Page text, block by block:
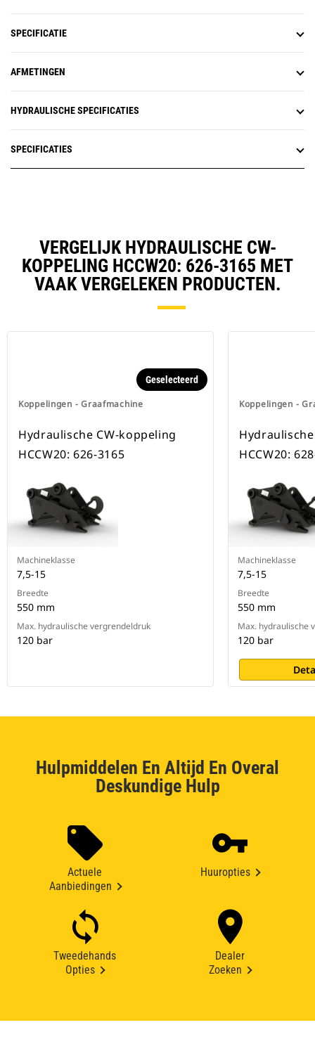
SPECIFICATIE
AFMETINGEN
HYDRAULISCHE SPECIFICATIES
SPECIFICATIES
VERGELIJK HYDRAULISCHE CW-
KOPPELING HCCW20: 626-3165 MET
VAAK VERGELEKEN PRODUCTEN.
Koppelingen - Graafmachine
Geselecteerd
Hydraulische CW-koppeling
HCCW20: 626-3165
Machineklasse
7,5-15
Breedte
550 mm
Max. hydraulische vergrendeldruk
120 bar
Koppelingen -
HCCW20:
Machineklasse
7,5-15
Breedte
550 mm
Max. hydraulische
120 bar
Hulpmiddelen En Altijd En Overal
Deskundige Hulp
Actuele
Aanbiedingen
Huuropties
Tweedehands
Opties
Dealer
Zoeken